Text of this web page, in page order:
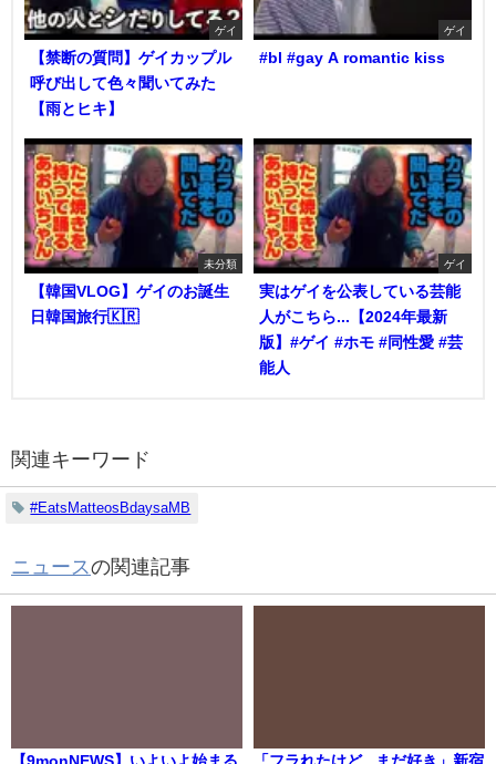
ゲイ
【禁断の質問】ゲイカップル
呼び出して色々聞いてみた
【雨とヒキ】
ゲイ
#bl #gay A romantic kiss
未分類
【韓国VLOG】ゲイのお誕生
日韓国旅行🇰🇷
ゲイ
実はゲイを公表している芸能
人がこちら...【2024年最新
版】#ゲイ #ホモ #同性愛 #芸
能人
関連キーワード
#EatsMatteosBdaysaMB
ニュース の関連記事
【9monNEWS】いよいよ始まる 「フラれたけど...まだ好き」新宿